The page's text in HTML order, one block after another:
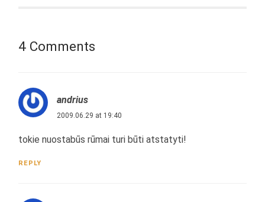
4 Comments
andrius
2009.06.29 at 19:40
tokie nuostabūs rūmai turi būti atstatyti!
REPLY